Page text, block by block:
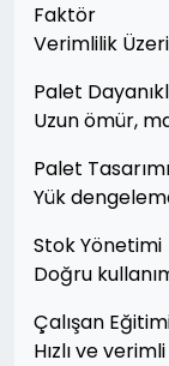
Faktör
Verimlilik
Palet
Uzun ömür,
Palet Tasarımı
Yük
Stok Yönetimi
Doğru
Çalışan
Hızlı ve